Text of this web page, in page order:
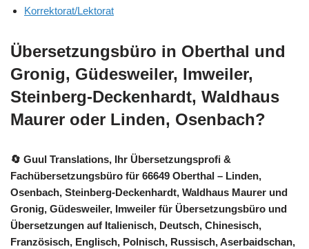
Korrektorat/Lektorat
Übersetzungsbüro in Oberthal und
Gronig, Güdesweiler, Imweiler,
Steinberg-Deckenhardt, Waldhaus
Maurer oder Linden, Osenbach?
🔄 Guul Translations, Ihr Übersetzungsprofi &
Fachübersetzungsbüro für 66649 Oberthal – Linden,
Osenbach, Steinberg-Deckenhardt, Waldhaus Maurer und
Gronig, Güdesweiler, Imweiler für Übersetzungsbüro und
Übersetzungen auf Italienisch, Deutsch, Chinesisch,
Französisch, Englisch, Polnisch, Russisch, Aserbaidschan,